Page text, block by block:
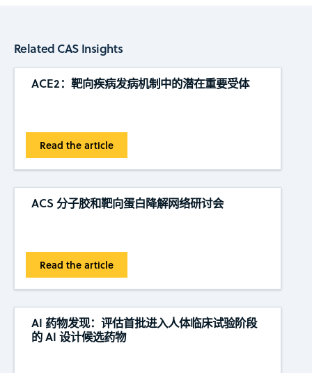
Related CAS Insights
ACE2：靶向疾病发病机制中的潜在重要受体
Read the article
ACS 分子胶和靶向蛋白降解网络研讨会
Read the article
AI 药物发现：评估首批进入人体临床试验阶段
的 AI 设计候选药物